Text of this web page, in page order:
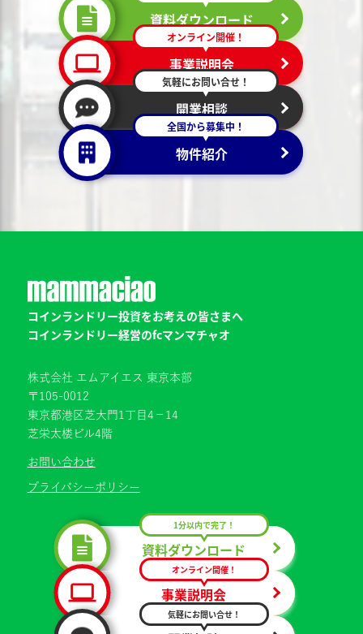
資料ダウンロード
事業説明会
オンライン開催！
開業相談
気軽にお問い合せ！
物件紹介
全国から募集中！
コインランドリー投資をお考えの皆さまへ
コインランドリー経営のfcマンマチャオ
株式会社 エムアイエス 東京本部
〒105-0012
東京都港区芝大門1丁目4−14
芝栄太楼ビル4階
お問い合わせ
プライバシーポリシー
資料ダウンロード
1分以内で完了！
事業説明会
オンライン開催！
気軽にお問い合せ！